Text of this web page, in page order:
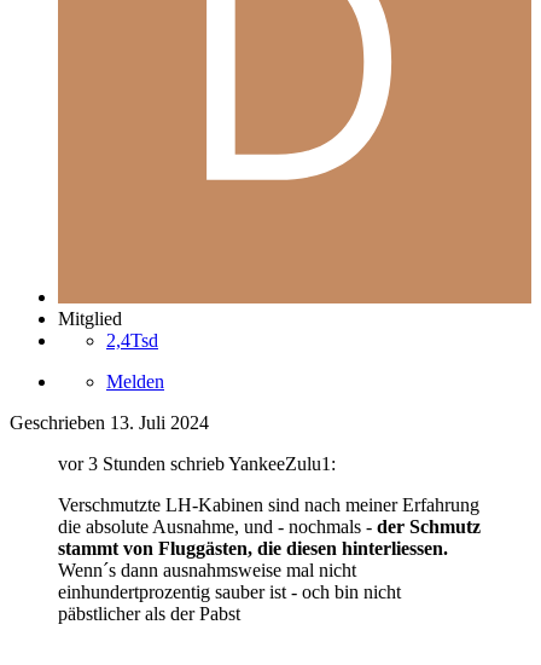
Mitglied
2,4Tsd
Melden
Geschrieben 13. Juli 2024
vor 3 Stunden schrieb YankeeZulu1:
Verschmutzte LH-Kabinen sind nach meiner Erfahrung
die absolute Ausnahme, und - nochmals - der Schmutz
stammt von Fluggästen, die diesen hinterliessen.
Wenn´s dann ausnahmsweise mal nicht
einhundertprozentig sauber ist - och bin nicht
päbstlicher als der Pabst